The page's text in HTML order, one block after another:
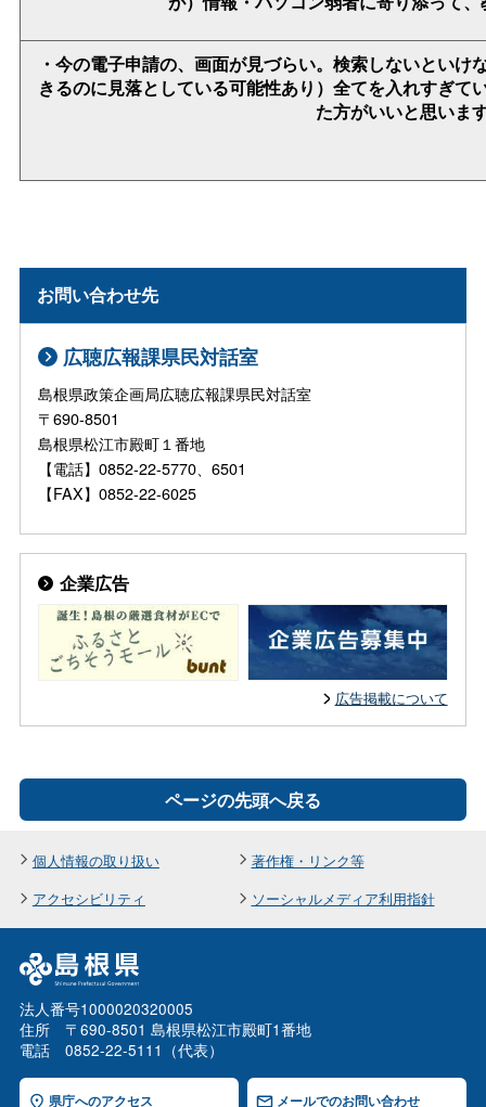
・今の電子申請の、画面が見づらい。検索しないとい
きるのに見落としている可能性あり）全てを入れすぎて
た方がいいと思いま
お問い合わせ先
広聴広報課県民対話室
島根県政策企画局広聴広報課県民対話室
〒690-8501
島根県松江市殿町１番地
【電話】0852-22-5770、6501
【FAX】0852-22-6025
企業広告
広告掲載について
ページの先頭へ戻る
個人情報の取り扱い
著作権・リンク等
アクセシビリティ
ソーシャルメディア利用指針
法人番号1000020320005
住所 〒690-8501 島根県松江市殿町1番地
電話 0852-22-5111（代表）
県庁へのアクセス メールでのお問い合わせ